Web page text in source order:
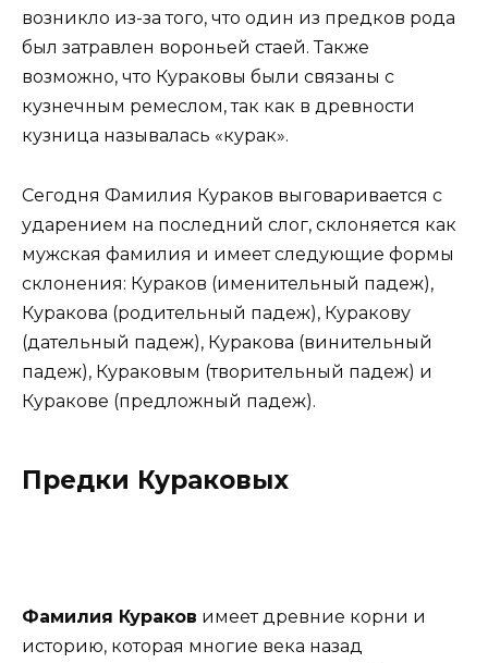
возникло из-за того, что один из предков рода
был затравлен вороньей стаей. Также
возможно, что Кураковы были связаны с
кузнечным ремеслом, так как в древности
кузница называлась «курак».
Сегодня Фамилия Кураков выговаривается с
ударением на последний слог, склоняется как
мужская фамилия и имеет следующие формы
склонения: Кураков (именительный падеж),
Куракова (родительный падеж), Куракову
(дательный падеж), Куракова (винительный
падеж), Кураковым (творительный падеж) и
Куракове (предложный падеж).
Предки Кураковых
Фамилия Кураков имеет древние корни и
историю, которая многие века назад